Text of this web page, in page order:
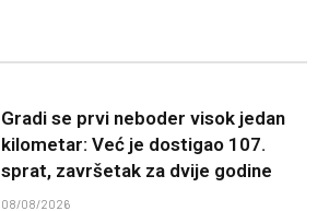
Gradi se prvi neboder visok jedan
kilometar: Već je dostigao 107.
sprat, završetak za dvije godine
08/08/2026